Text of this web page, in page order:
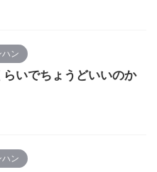
ハン
いでちょうどいいのか
ハン